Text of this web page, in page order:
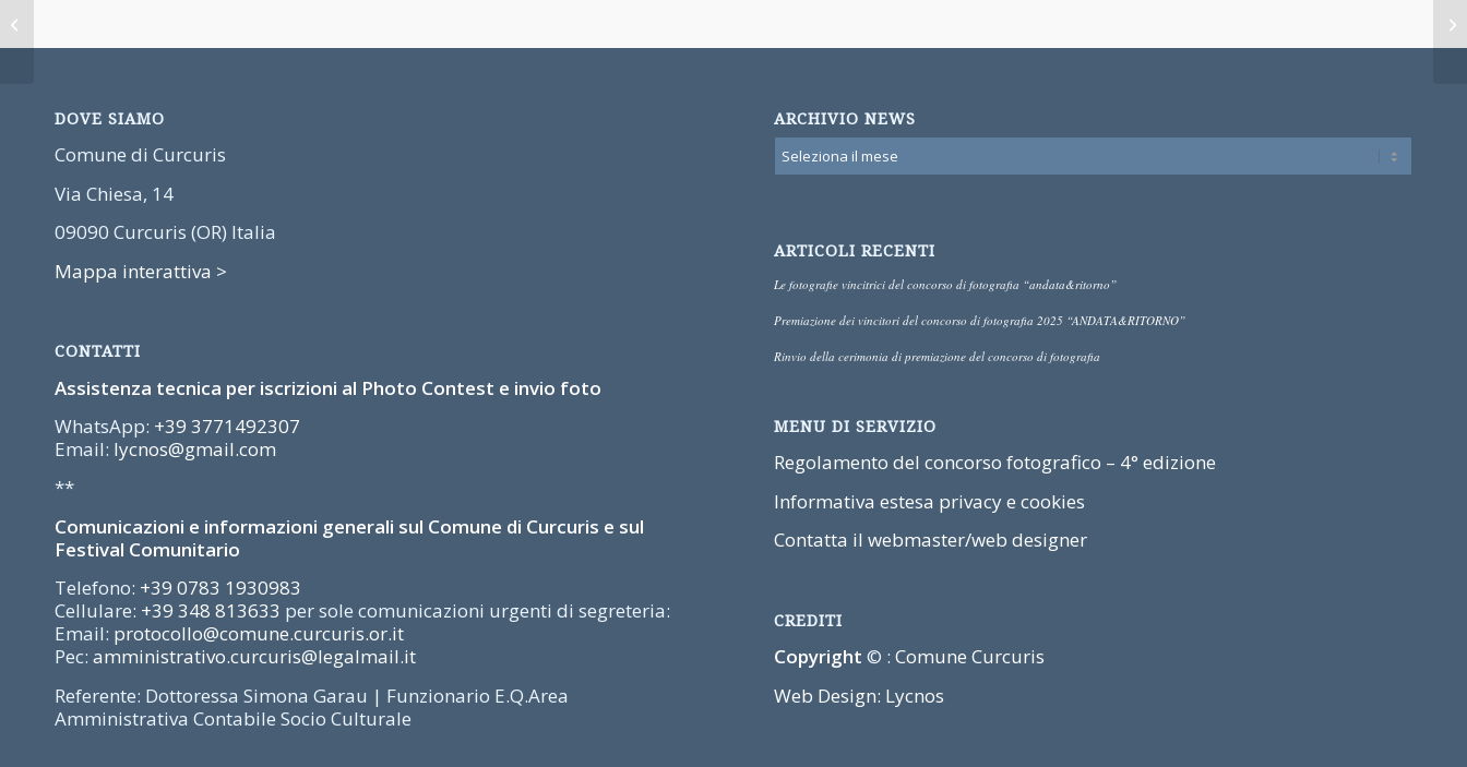
DOVE SIAMO
Comune di Curcuris
Via Chiesa, 14
09090 Curcuris (OR) Italia
Mappa interattiva >
CONTATTI
Assistenza tecnica per iscrizioni al Photo Contest e invio foto
WhatsApp: +39 3771492307
Email: lycnos@gmail.com
**
Comunicazioni e informazioni generali sul Comune di Curcuris e sul
Festival Comunitario
Telefono: +39 0783 1930983
Cellulare: +39 348 813633 per sole comunicazioni urgenti di segreteria:
Email: protocollo@comune.curcuris.or.it
Pec: amministrativo.curcuris@legalmail.it
Referente: Dottoressa Simona Garau | Funzionario E.Q.Area
Amministrativa Contabile Socio Culturale
ARCHIVIO NEWS
ARTICOLI RECENTI
Le fotografie vincitrici del concorso di fotografia “andata&ritorno”
Premiazione dei vincitori del concorso di fotografia 2025 “ANDATA&RITORNO”
Rinvio della cerimonia di premiazione del concorso di fotografia
MENU DI SERVIZIO
Regolamento del concorso fotografico – 4° edizione
Informativa estesa privacy e cookies
Contatta il webmaster/web designer
CREDITI
Copyright © :Comune Curcuris
Web Design: Lycnos